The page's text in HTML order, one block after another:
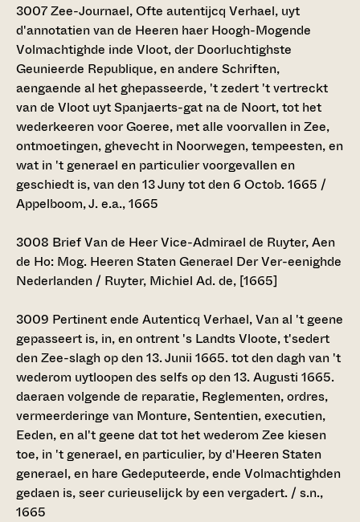
3007Zee-Journael, Ofte autentijcq Verhael, uyt
d'annotatien van de Heeren haer Hoogh-Mogende
Volmachtighde inde Vloot, der Doorluchtighste
Geunieerde Republique, en andere Schriften,
aengaende al het ghepasseerde, 't zedert 't vertreckt
van de Vloot uyt Spanjaerts-gat na de Noort, tot het
wederkeeren voor Goeree, met alle voorvallen in Zee,
ontmoetingen, ghevecht in Noorwegen, tempeesten, en
wat in 't generael en particulier voorgevallen en
geschiedt is, van den 13 Juny tot den 6 Octob. 1665 /
Appelboom, J. e.a., 1665
3008 Brief Van de Heer Vice-Admirael de Ruyter, Aen
de Ho: Mog. Heeren Staten Generael Der Ver-eenighde
Nederlanden / Ruyter, Michiel Ad. de, [1665]
3009 Pertinent ende Autenticq Verhael, Van al 't geene
gepasseert is, in, en ontrent 's Landts Vloote, t'sedert
den Zee-slagh op den 13. Junii 1665. tot den dagh van 't
wederom uytloopen des selfs op den 13. Augusti 1665.
daeraen volgende de reparatie, Reglementen, ordres,
vermeerderinge van Monture, Sententien, executien,
Eeden, en al't geene dat tot het wederom Zee kiesen
toe, in 't generael, en particulier, by d'Heeren Staten
generael, en hare Gedeputeerde, ende Volmachtighden
gedaen is, seer curieuselijck by een vergadert. / s.n.,
1665